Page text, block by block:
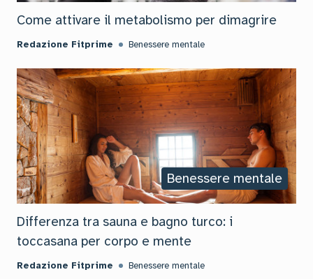
Come attivare il metabolismo per dimagrire
Redazione Fitprime Benessere mentale
Benessere mentale
Differenza tra sauna e bagno turco: i
toccasana per corpo e mente
Redazione Fitprime Benessere mentale